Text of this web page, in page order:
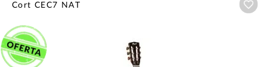
Cort CEC7 NAT